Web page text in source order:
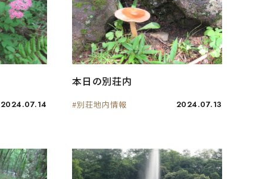
2024.07.14
本日の別荘内
#別荘地内情報 2024.07.13